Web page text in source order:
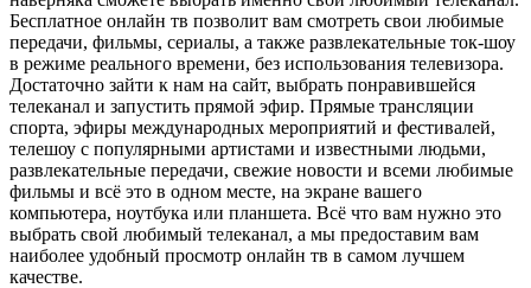
Бесплатное онлайн тв позволит вам смотреть свои любимые
передачи, фильмы, сериалы, а также развлекательные ток-шоу
в режиме реального времени, без использования телевизора.
Достаточно зайти к нам на сайт, выбрать понравившейся
телеканал и запустить прямой эфир. Прямые трансляции
спорта, эфиры международных мероприятий и фестивалей,
телешоу с популярными артистами и известными людьми,
развлекательные передачи, свежие новости и всеми любимые
фильмы и всё это в одном месте, на экране вашего
компьютера, ноутбука или планшета. Всё что вам нужно это
выбрать свой любимый телеканал, а мы предоставим вам
наиболее удобный просмотр онлайн тв в самом лучшем
качестве.